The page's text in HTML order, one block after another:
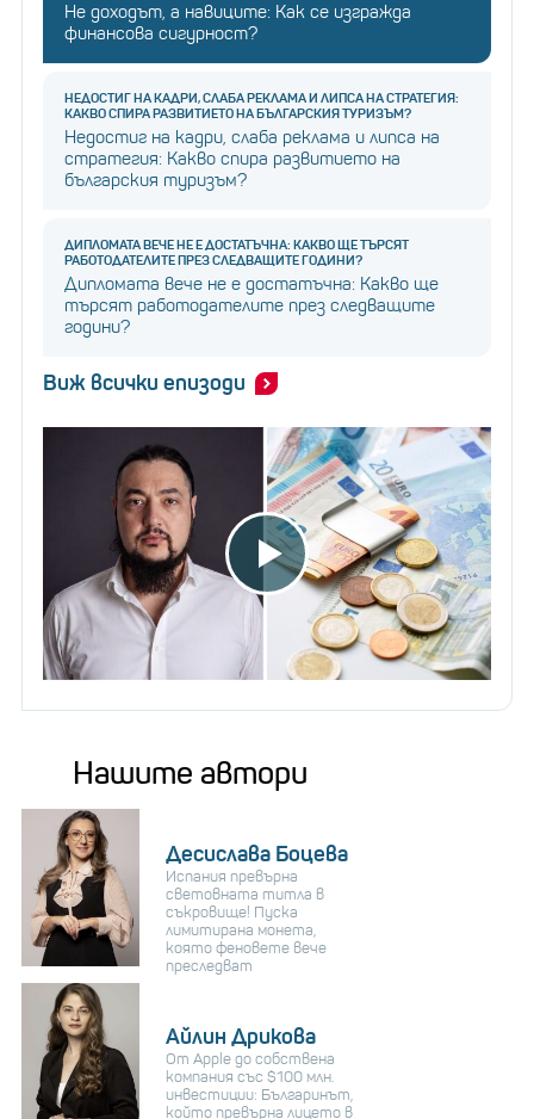
Не доходът, а навиците: Как се изгражда
финансова сигурност?
НЕДОСТИГ НА КАДРИ, СЛАБА РЕКЛАМА И ЛИПСА НА СТРАТЕГИЯ:
КАКВО СПИРА РАЗВИТИЕТО НА БЪЛГАРСКИЯ ТУРИЗЪМ?
Недостиг на кадри, слаба реклама и липса на
стратегия: Какво спира развитието на
българския туризъм?
ДИПЛОМАТА ВЕЧЕ НЕ Е ДОСТАТЪЧНА: КАКВО ЩЕ ТЪРСЯТ
РАБОТОДАТЕЛИТЕ ПРЕЗ СЛЕДВАЩИТЕ ГОДИНИ?
Дипломата вече не е достатъчна: Какво ще
търсят работодателите през следващите
години?
Виж всички епизоди
Нашите автори
Десислава Боцева
Испания превърна
световната титла в
съкровище! Пуска
лимитирана монета,
която феновете вече
преследват
Айлин Дрикова
От Apple до собствена
компания със $100 млн.
инвестиции: Българинът,
който превърна лицето в